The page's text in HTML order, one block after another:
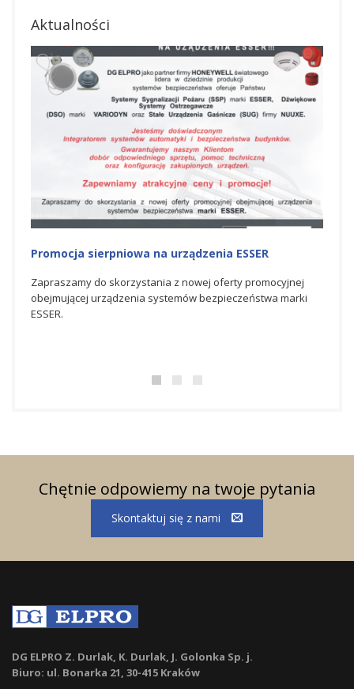
Aktualności
Promocja na urządzenia ESSER
Zapraszamy do skorzystania z czerwcowej oferty
promocyjnej obejmującej urządzenia systemów
bezpieczeństwa marki ESSER.
Chętnie odpowiemy na twoje pytania
Skontaktuj się z nami
DG ELPRO Z. Durlak, K. Durlak, J. Golonka Sp. j.
Biuro: ul. Bonarka 21, 30-415 Kraków